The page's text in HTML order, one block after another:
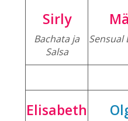
Sirly
Bachata ja
Salsa
Sensual
Elisabeth